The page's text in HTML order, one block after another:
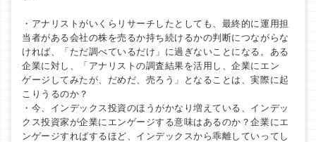
・アナリストがいくらリサーチしたとしても、最終的に運用担
当者がある会社の株を売るか持ち続けるかの判断につながらな
ければ、「ただ調べているだけ」に過ぎないことになる。ある
企業に対し、「アナリストの調査結果を活用し、企業にエン
ゲージしてみたが、だめだ、売ろう」となることは、実際に起
こりうるのか？
・今、インデックス投資のほうがかなり増えている、インデッ
クス投資家が企業にエンゲージする意味はあるのか？企業にエ
ンゲージすればするほど、インデックスから乖離していってし